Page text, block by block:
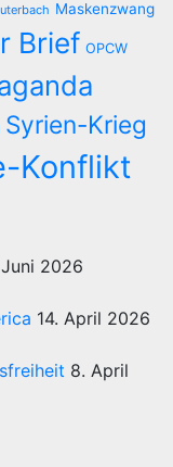
Maskenzwang
Brief OPCW
Syrien-Krieg
Konflikt
2026
14. April 2026
8. April